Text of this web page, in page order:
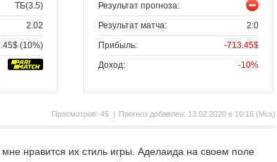
ТБ(3.5)
2.02
(10%)
Результат прогноза:
Результат матча:
2:0
Прибыль:
-713.45$
Доход:
-10%
Прогноз добавлен: 13.02.2020 в 10:16 (Мск)
Просмотров: 45 |
нравится их стиль игры. Аделаида на своем поле